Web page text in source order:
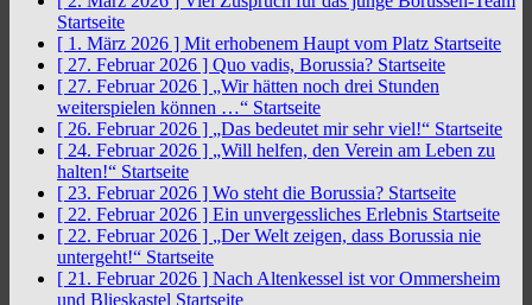
Startseite
[ 1. März 2026 ] Mit erhobenem Haupt vom Platz Startseite
[ 27. Februar 2026 ] Quo vadis, Borussia? Startseite
[ 27. Februar 2026 ] „Wir hätten noch drei Stunden
weiterspielen können …“ Startseite
[ 26. Februar 2026 ] „Das bedeutet mir sehr viel!“ Startseite
[ 24. Februar 2026 ] „Will helfen, den Verein am Leben zu
halten!“ Startseite
[ 23. Februar 2026 ] Wo steht die Borussia? Startseite
[ 22. Februar 2026 ] Ein unvergessliches Erlebnis Startseite
[ 22. Februar 2026 ] „Der Welt zeigen, dass Borussia nie
untergeht!“ Startseite
[ 21. Februar 2026 ] Nach Altenkessel ist vor Ommersheim
und Blieskastel Startseite